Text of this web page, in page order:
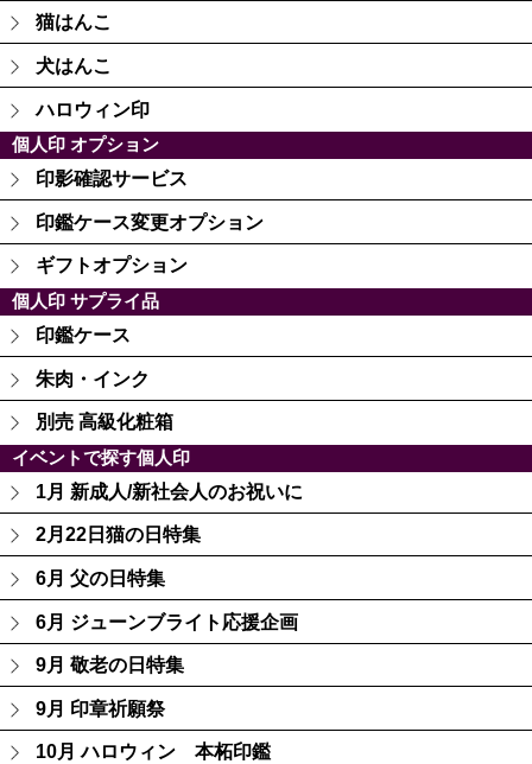
猫はんこ
犬はんこ
ハロウィン印
個人印 オプション
印影確認サービス
印鑑ケース変更オプション
ギフトオプション
個人印 サプライ品
印鑑ケース
朱肉・インク
別売 高級化粧箱
イベントで探す個人印
1月 新成人/新社会人のお祝いに
2月22日猫の日特集
6月 父の日特集
6月 ジューンブライト応援企画
9月 敬老の日特集
9月 印章祈願祭
10月 ハロウィン 本柘印鑑